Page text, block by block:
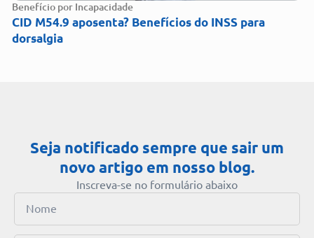
Benefício por Incapacidade
CID M54.9 aposenta? Benefícios do INSS para
dorsalgia
Seja notificado sempre que sair um
novo artigo em nosso blog.
Inscreva-se no formulário abaixo